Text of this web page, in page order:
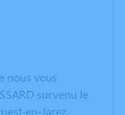
nous vous
survenu le
en-Jarez.